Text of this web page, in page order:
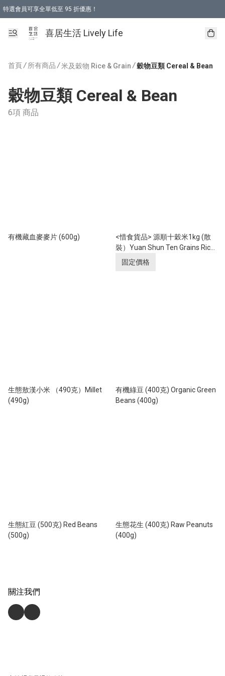
特選會員可享全單低至 95 折優惠！
購物折後滿$600免運費優惠 (減價貨品除外）
購物折後滿$320 即可免費於「順豐站」或「順豐智能櫃」自提點取貨 （冷凍食品
喜居生活 Lively Life
首頁/ 所有商品 /米及穀物 Rice & Grain /穀物豆類 Cereal & Bean
穀物豆類 Cereal & Bean
6項 商品
有機藏血麥麥片 (600g)
<惜食貨品> 源順十穀米1kg (散
裝）Yuan Shun Ten Grains Rice
1kg (unpackaged)
固定價格
生態敖漢小米 （490克）Millet
(490g)
有機綠豆 (400克) Organic Green
Beans (400g)
生態紅豆 (500克) Red Beans
(500g)
生態花生 (400克) Raw Peanuts
(400g)
關注我們